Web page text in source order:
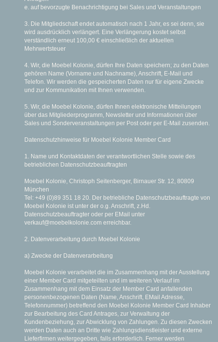
e. auf bevorzugte Benachrichtigung bei Sales und Veranstaltungen
3. Die Mitgliedschaft endet automatisch nach 1 Jahr, es sei denn, sie
wird ausdrücklich verlängert. Eine Verlängerung kostet selbst
verständlich erneut 100,00 € einschließlich der aktuellen
Mehrwertsteuer
4. Wir, die Moebel Kolonie, dürfen Ihre Daten speichern; zu den Daten
gehören Name (Vorname und Nachname), Anschrift, E-Mail und
Telefon. Wir werden die gespeicherten Daten nur für eigene Zwecke
und zur Kommunikation mit Ihnen verwenden.
5. Wir, die Moebel Kolonie, dürfen Ihnen elektronische Mitteilungen
über das Mitgliederprogramm, Newsletter und Informationen über
Sales und Sonderveranstaltungen per Post oder per E-Mail zusenden.
Datenschutzhinweise für Moebel Kolonie Member Card
1. Name und Kontaktdaten der verantwortlichen Stelle sowie des
betrieblichen Datenschutzbeauftragten
Moebel Kolonie, Christoph Seitenberger, Birnauer Str. 12, 80809
München
Tel: +49 (0)89 351 18 20. Der betriebliche Datenschutzbeauftragte von
Moebel Kolonie ist unter der o.g. Anschrift, z.Hd.
Datenschutzbeauftragter oder per E­Mail unter
verkauf@moebelkolonie.com erreichbar.
2. Datenverarbeitung durch Moebel Kolonie
a) Zwecke der Datenverarbeitung
Moebel Kolonie verarbeitet die im Zusammenhang mit der Ausstellung
einer Member Card mitgeteilten und im weiteren Verlauf im
Zusammenhang mit dem Einsatz der Member Card anfallenden
personenbezogenen Daten (Name, Anschrift, E­Mail ­Adresse,
Telefonnummer) betreffend den Moebel Kolonie Member Card Inhaber
zur Bearbeitung des Card Antrages, zur Verwaltung der
Kundenbeziehung, zur Abwicklung von Zahlungen. Zu diesen Zwecken
werden Daten auch an Dritte wie Zahlungsdienstleister und externe
Lieferfirmen weitergegeben, falls erforderlich. Ferner werden